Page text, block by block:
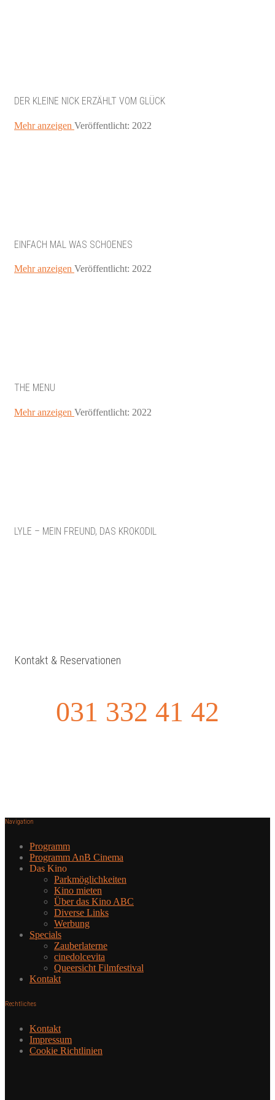
DER KLEINE NICK ERZÄHLT VOM GLÜCK
Mehr anzeigen Veröffentlicht: 2022
EINFACH MAL WAS SCHOENES
Mehr anzeigen Veröffentlicht: 2022
THE MENU
Mehr anzeigen Veröffentlicht: 2022
LYLE – MEIN FREUND, DAS KROKODIL
Kontakt & Reservationen
031 332 41 42
Navigation
Programm
Programm AnB Cinema
Das Kino
Parkmöglichkeiten
Kino mieten
Über das Kino ABC
Diverse Links
Werbung
Specials
Zauberlaterne
cinedolcevita
Queersicht Filmfestival
Kontakt
Rechtliches
Kontakt
Impressum
Cookie Richtlinien